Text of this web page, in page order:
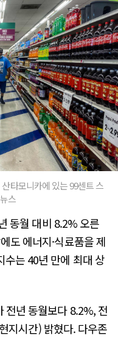
타모니카에 있는 99센트 스
스
동월 대비 8.2% 오른
도 에너지·식료품을 제
수는 40년 만에 최대 상
전년 동월보다 8.2%, 전
지시간) 밝혔다. 다우존